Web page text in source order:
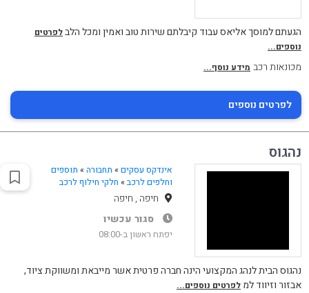
הגעתם למוסך אליאס עבוד קיבלתם שירות טוב ואמין ומכל הלבלפרטים
נוספים...
מכונאות רכב מידע נוסף...
לפרטים נוספים
נהגוס
אינדקס עסקים » תחבורה» תוספים
וחלפים לרכב» חלקי חילוף לרכב
חיפה , חיפה
סגור עכשיו
יפתח ראשון ב-08:00
נהגוס הבית לנהג המקצועי הינה חברה פרטית אשר מייבאת ומשווקת ציוד,
אבזור וזיווד למ לפרטים נוספים...